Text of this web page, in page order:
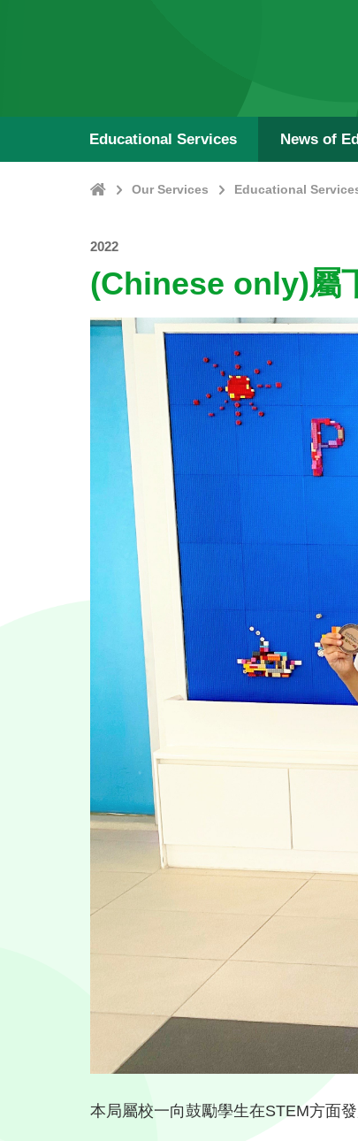
Educational Services News of
HomeOur Services Educational
2022
(Chinese only)屬
本局屬校一向鼓勵學生在STEM方面